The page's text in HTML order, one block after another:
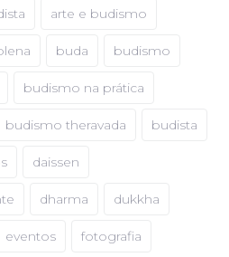
arte e budismo
buda budismo
budismo na prática
budismo theravada budista
daissen
dharma dukkha
eventos fotografia